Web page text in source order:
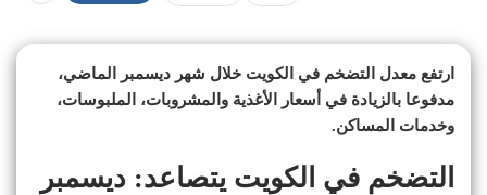
ارتفع معدل التضخم في الكويت خلال شهر ديسمبر الماضي،
مدفوعا بالزيادة في أسعار الأغذية والمشروبات، الملبوسات،
وخدمات المساكن.
التضخم في الكويت يتصاعد: ديسمبر